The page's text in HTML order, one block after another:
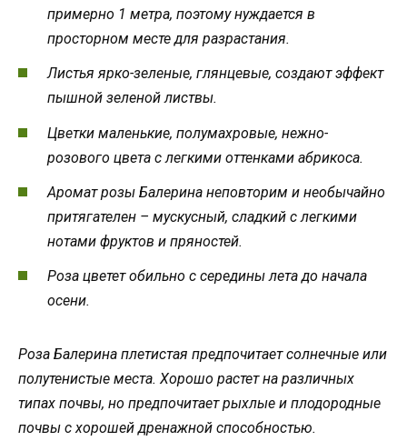
примерно 1 метра, поэтому нуждается в
просторном месте для разрастания.
Листья ярко-зеленые, глянцевые, создают эффект
пышной зеленой листвы.
Цветки маленькие, полумахровые, нежно-
розового цвета с легкими оттенками абрикоса.
Аромат розы Балерина неповторим и необычайно
притягателен – мускусный, сладкий с легкими
нотами фруктов и пряностей.
Роза цветет обильно с середины лета до начала
осени.
Роза Балерина плетистая предпочитает солнечные или
полутенистые места. Хорошо растет на различных
типах почвы, но предпочитает рыхлые и плодородные
почвы с хорошей дренажной способностью.